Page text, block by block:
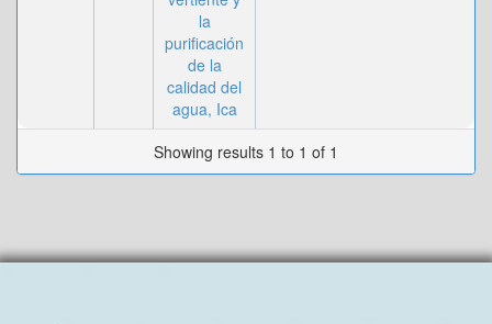
la
purificación
de la
calidad del
agua, Ica
Showing results 1 to 1 of 1